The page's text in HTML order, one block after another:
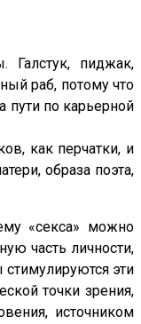
Галстук, пиджак,
раб, потому что
пути по карьерной
как перчатки, и
образа поэта,
«секса» можно
часть личности,
эти
точки зрения,
источником